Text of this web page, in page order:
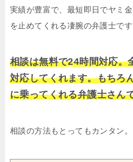
実績が豊富で、最短即日でヤミ
を止めてくれる凄腕の弁護士です
相談は無料で24時間対応。
対応してくれます。もちろ
に乗ってくれる弁護士さん
相談の方法もとってもカンタン。